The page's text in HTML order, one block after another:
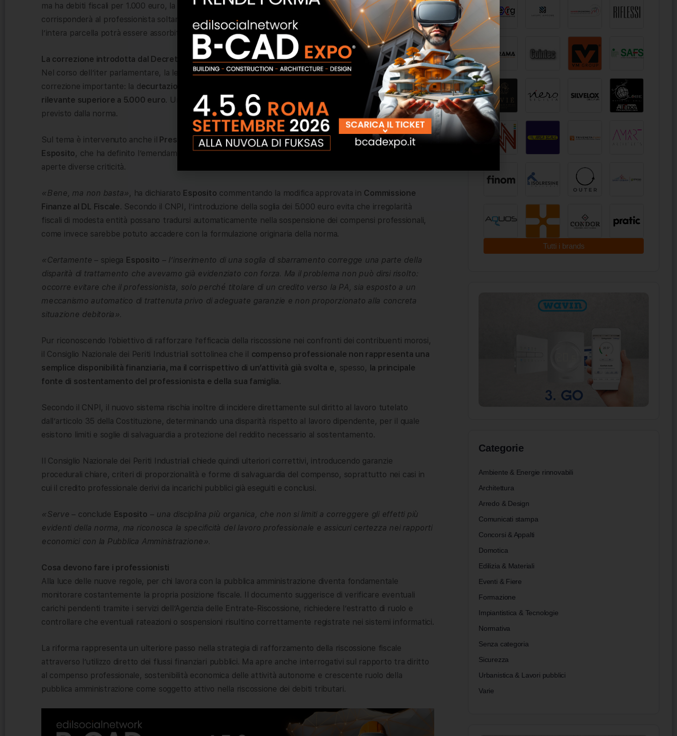
ma ha debiti fiscali per 1.000 euro, la PA verserà direttamente quella somma all’Agente della riscossione e
corrisponderà al professionista soltanto i restanti 2.000 euro. Se invece il debito supera il compenso,
l’intera parcella potrà essere assorbita dalla trattenuta fiscale.
La correzione introdotta dal Decreto Fiscale
Nel corso dell’iter parlamentare, la legge di conversione del Decreto Fiscale 2026 ha introdotto una
correzione importante: la decurtazione automatica scatterà soltanto in presenza di una morosità
rilevante superiore a 5.000 euro. Un intervento che attenua, almeno in parte, l’impatto inizialmente
previsto dalla norma.
Sul tema è intervenuto anche il Presidente del Consiglio Nazionale dei Periti Industriali, Giovanni
Esposito, che ha definito l’emendamento«un correttivo importante», pur ritenendo che restino ancora
aperte diverse criticità.
«Bene, ma non basta», ha dichiarato Esposito commentando la modifica approvata in Commissione
Finanze al DL Fiscale. Secondo il CNPI, l’introduzione della soglia dei 5.000 euro evita che irregolarità
fiscali di modesta entità possano tradursi automaticamente nella sospensione dei compensi professionali,
come invece sarebbe potuto accadere con la formulazione originaria della norma.
«Certamente – spiega Esposito – l’inserimento di una soglia di sbarramento corregge una parte della
disparità di trattamento che avevamo già evidenziato con forza. Ma il problema non può dirsi risolto:
occorre evitare che il professionista, solo perché titolare di un credito verso la PA, sia esposto a un
meccanismo automatico di trattenuta privo di adeguate garanzie e non proporzionato alla concreta
situazione debitoria».
Pur riconoscendo l’obiettivo di rafforzare l’efficacia della riscossione nei confronti dei contribuenti morosi,
il Consiglio Nazionale dei Periti Industriali sottolinea che il compenso professionale non rappresenta una
semplice disponibilità finanziaria, ma il corrispettivo di un’attività già svolta e, spesso, la principale
fonte di sostentamento del professionista e della sua famiglia.
Secondo il CNPI, il nuovo sistema rischia inoltre di incidere direttamente sul diritto al lavoro tutelato
dall’articolo 35 della Costituzione, determinando una disparità rispetto al lavoro dipendente, per il quale
esistono limiti e soglie di salvaguardia a protezione del reddito necessario al sostentamento.
Il Consiglio Nazionale dei Periti Industriali chiede quindi ulteriori correttivi, introducendo garanzie
procedurali chiare, criteri di proporzionalità e forme di salvaguardia del compenso, soprattutto nei casi in
cui il credito professionale derivi da incarichi pubblici già eseguiti e conclusi.
«Serve – conclude Esposito – una disciplina più organica, che non si limiti a correggere gli effetti più
evidenti della norma, ma riconosca la specificità del lavoro professionale e assicuri certezza nei rapporti
economici con la Pubblica Amministrazione».
Cosa devono fare i professionisti
Alla luce delle nuove regole, per chi lavora con la pubblica amministrazione diventa fondamentale
monitorare costantemente la propria posizione fiscale. Il documento suggerisce di verificare eventuali
carichi pendenti tramite i servizi dell’Agenzia delle Entrate-Riscossione, richiedere l’estratto di ruolo e
controllare che eventuali rateazioni o sospensioni risultino correttamente registrate nei sistemi informatici.
La riforma rappresenta un ulteriore passo nella strategia di rafforzamento della riscossione fiscale
attraverso l’utilizzo diretto dei flussi finanziari pubblici. Ma apre anche interrogativi sul rapporto tra diritto
al compenso professionale, sostenibilità economica delle attività autonome e crescente ruolo della
pubblica amministrazione come soggetto attivo nella riscossione dei debiti tributari.
Tutti i brands
Categorie
Ambiente & Energie rinnovabili
Architettura
Arredo & Design
Comunicati stampa
Concorsi & Appalti
Domotica
Edilizia & Materiali
Eventi & Fiere
Formazione
Impiantistica & Tecnologie
Normativa
Senza categoria
Sicurezza
Urbanistica & Lavori pubblici
Varie